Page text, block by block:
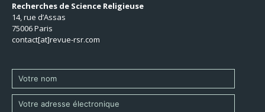
Recherches de Science Religieuse
14, rue d’Assas
75006 Paris
contact[at]revue-rsr.com